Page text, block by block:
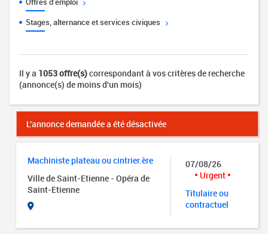
Stages, alternance et services civiques
Il y a 1053 offre(s)correspondant à vos critères de recherche
(annonce(s) de moins d'un mois)
L'annonce demandée a été désactivée
Machiniste plateau ou cintrier.ère
Ville de Saint-Etienne - Opéra de
Saint-Etienne
07/08/26
Urgent
Titulaire ou
contractuel